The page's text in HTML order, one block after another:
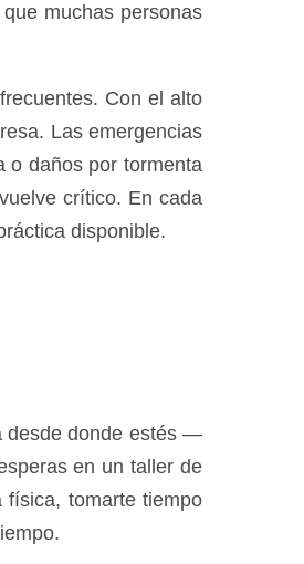
muchas personas
Con el alto
Las emergencias
o daños por tormenta
crítico. En cada
disponible.
desde donde estés —
en un taller de
física, tomarte tiempo